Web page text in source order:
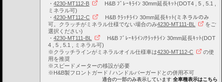
・4230-MT112-B
H&B ﾌﾞﾚｰｷﾗｲﾝ 30mm延長ｷｯﾄ(DOT4 , 5 , 5.1 ,
ミネラル可)
・4230-MT112-C
H&B ｸﾗｯﾁﾗｲﾝ 30mm延長ｷｯﾄ(ミネラルのみ
可。クラッチがミネラル仕様でない場合のみ4230-MT111-BL
をご
選択ください)
・4230-MT111-BL
H&B ﾌﾞﾚｰｷﾗｲﾝ/ｸﾗｯﾁﾗｲﾝ 30mm延長ｷｯﾄ(DOT
4 , 5 , 5.1 , ミネラル可)
※クラッチラインがミネラルオイル仕様車は4230-MT112-C
の使
用を推奨
※スピードメーターの移設が必要
※H&B製フロントガード / ハンドルバーガードとの併用不可
適合の一部のみ表示しています全車種表示はこちら